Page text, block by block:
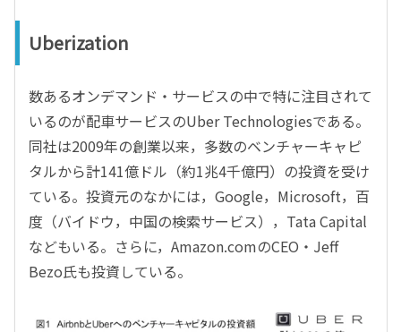
Uberization
数あるオンデマンド・サービスの中で特に注目されて
いるのが配車サービスのUber Technologiesである。
同社は2009年の創業以来，多数のベンチャーキャピ
タルから計141億ドル（約1兆4千億円）の投資を受け
ている。投資元のなかには，Google，Microsoft，百
度（バイドウ，中国の検索サービス），Tata Capital
などもいる。さらに，Amazon.comのCEO・Jeff
Bezo氏も投資している。